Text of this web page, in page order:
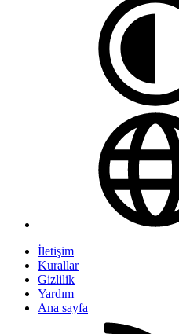
İletişim
Kurallar
Gizlilik
Yardım
Ana sayfa